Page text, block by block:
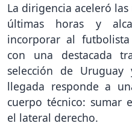
La dirigencia aceleró
últimas horas y
incorporar al
con una destacada
selección de
llegada responde a
cuerpo técnico: sumar
el lateral derecho.